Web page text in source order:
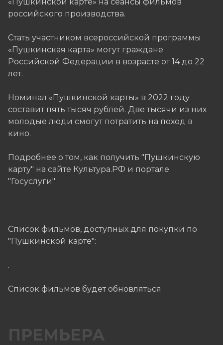
российского производства.​
Стать участником всероссийской программы
«Пушкинская карта» могут граждане
Российской Федерации в возрасте от 14 до 22
лет. ​
Номинал «Пушкинской карты» в 2022 году
составит пять тысяч рублей. Две тысячи из них
молодые люди смогут потратить на поход в
кино.
Подробнее о том, как получить "Пушкинскую
карту" на сайте Культура.РФ и портале
"Госуслуги"​
Список фильмов, доступных для покупки по
"Пушкинской карте":
.
Список фильмов будет обновляться
ПРЕМЬЕРА